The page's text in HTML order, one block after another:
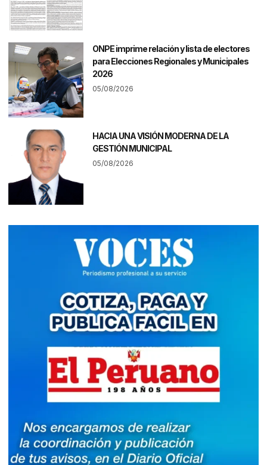
ONPE imprime relación y lista de electores
para Elecciones Regionales y Municipales
2026
05/08/2026
HACIA UNA VISIÓN MODERNA DE LA
GESTIÓN MUNICIPAL
05/08/2026